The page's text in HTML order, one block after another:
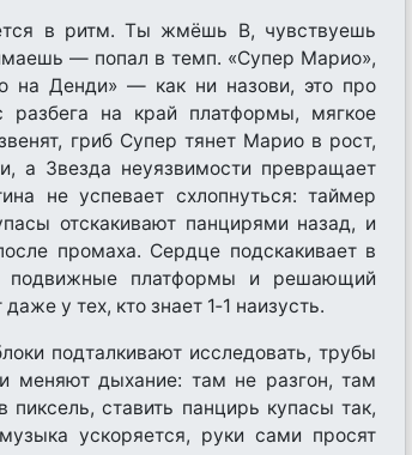
в ритм. Ты жмёшь B, чувствуешь
— попал в темп. «Супер Марио»,
на Денди» — как ни назови, это про
разбега на край платформы, мягкое
гриб Супер тянет Марио в рост,
а Звезда неуязвимости превращает
не успевает схлопнуться: таймер
отскакивают панцирями назад, и
промаха. Сердце подскакивает в
подвижные платформы и решающий
у тех, кто знает 1‑1 наизусть.
подталкивают исследовать, трубы
меняют дыхание: там не разгон, там
ставить панцирь купасы так,
ускоряется, руки сами просят